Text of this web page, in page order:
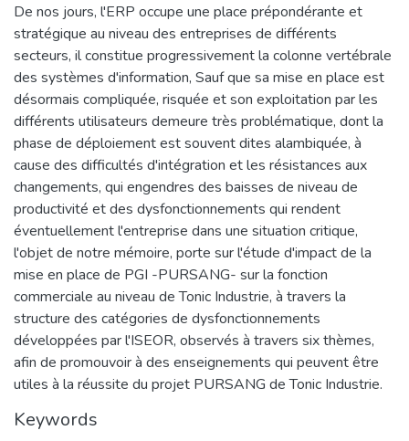
De nos jours, l'ERP occupe une place prépondérante et
stratégique au niveau des entreprises de différents
secteurs, il constitue progressivement la colonne vertébrale
des systèmes d'information, Sauf que sa mise en place est
désormais compliquée, risquée et son exploitation par les
différents utilisateurs demeure très problématique, dont la
phase de déploiement est souvent dites alambiquée, à
cause des difficultés d'intégration et les résistances aux
changements, qui engendres des baisses de niveau de
productivité et des dysfonctionnements qui rendent
éventuellement l'entreprise dans une situation critique,
l'objet de notre mémoire, porte sur l'étude d'impact de la
mise en place de PGI -PURSANG- sur la fonction
commerciale au niveau de Tonic Industrie, à travers la
structure des catégories de dysfonctionnements
développées par l'ISEOR, observés à travers six thèmes,
afin de promouvoir à des enseignements qui peuvent être
utiles à la réussite du projet PURSANG de Tonic Industrie.
Keywords